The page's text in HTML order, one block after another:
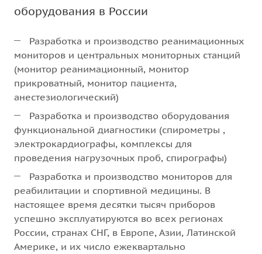
оборудования в России
Разработка и производство реанимационных
мониторов и центральных мониторных станций
(монитор реанимационный, монитор
прикроватный, монитор пациента,
анестезиологический)
Разработка и производство оборудования
функциональной диагностики (спирометры ,
электрокардиографы, комплексы для
проведения нагрузочных проб, спирографы)
Разработка и производство мониторов для
реабилитации и спортивной медицины. В
настоящее время десятки тысяч приборов
успешно эксплуатируются во всех регионах
России, странах СНГ, в Европе, Азии, Латинской
Америке, и их число ежеквартально